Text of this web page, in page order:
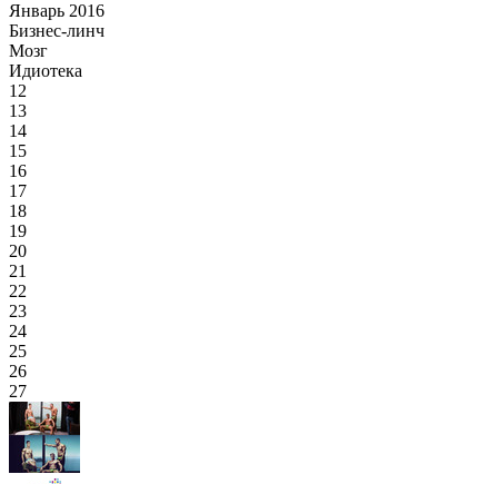
Январь 2016
Бизнес-линч
Мозг
Идиотека
12
13
14
15
16
17
18
19
20
21
22
23
24
25
26
27